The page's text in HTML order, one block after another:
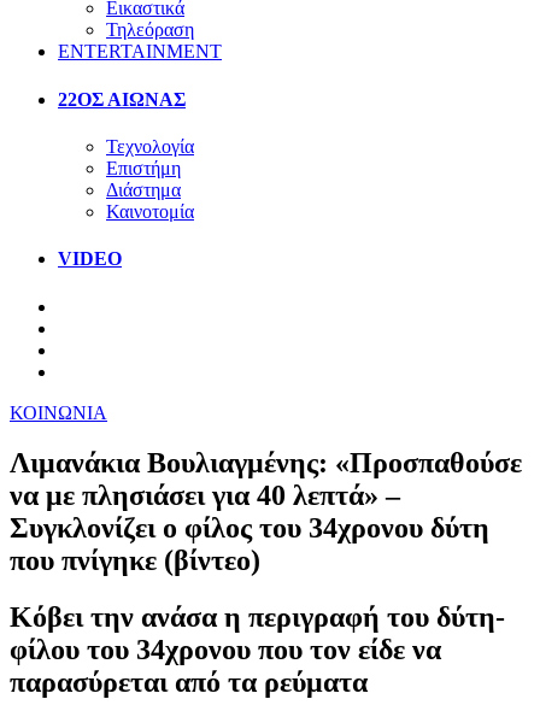
Εικαστικά
Τηλεόραση
ENTERTAINMENT
22ΟΣ ΑΙΩΝΑΣ
Τεχνολογία
Επιστήμη
Διάστημα
Καινοτομία
VIDEO
ΚΟΙΝΩΝΙΑ
Λιμανάκια Βουλιαγμένης: «Προσπαθούσε
να με πλησιάσει για 40 λεπτά» –
Συγκλονίζει ο φίλος του 34χρονου δύτη
που πνίγηκε (βίντεο)
Κόβει την ανάσα η περιγραφή του δύτη-
φίλου του 34χρονου που τον είδε να
παρασύρεται από τα ρεύματα